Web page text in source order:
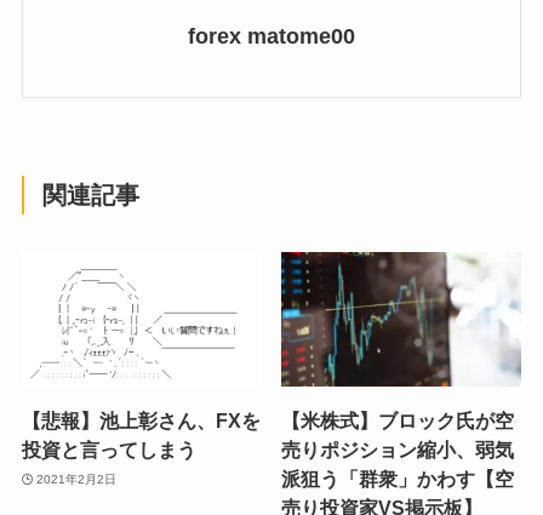
forex matome00
関連記事
【悲報】池上彰さん、FXを
投資と言ってしまう
2021年2月2日
【米株式】ブロック氏が空
売りポジション縮小、弱気
派狙う「群衆」かわす【空
売り投資家VS掲示板】